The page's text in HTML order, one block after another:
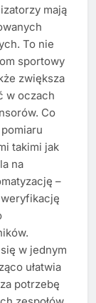
mają
To nie
sportowy
zwiększa
w oczach
Co
takimi jak
na
–
w jednym
ułatwia
potrzebę